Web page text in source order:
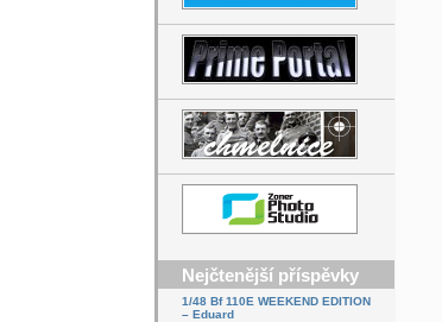
Nejčtenější příspěvky
1/48 Bf 110E WEEKEND EDITION
– Eduard